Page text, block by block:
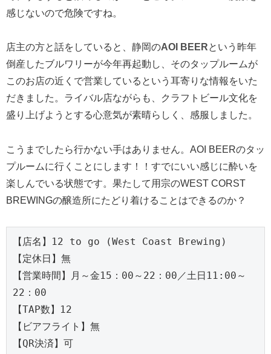
感じないので危険ですね。
店主の方と話をしていると、静岡のAOI BEERという昨年
倒産したブルワリーが今年再起動し、そのタップルームが
このお店の近くで営業しているという耳寄りな情報をいた
だきました。ライバル店ながらも、クラフトビール文化を
盛り上げようとする心意気が素晴らしく、感服しました。
こうまでしたら行かない手はありません。AOI BEERのタッ
プルームに行くことにします！！すでにいい感じに酔いを
楽しんでいる状態です。果たして用宗のWEST CORST
BREWINGの醸造所にたどり着けることはできるのか？
【店名】12 to go (West Coast Brewing)
【定休日】無
【営業時間】月～金15：00～22：00／土日11:00～
22：00
【TAP数】12
【ビアフライト】無
【QR決済】可